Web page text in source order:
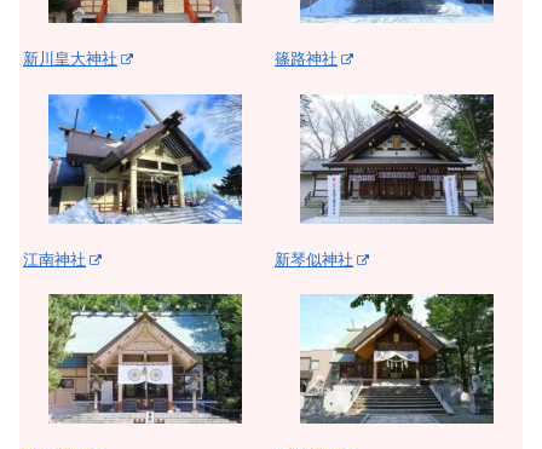
新川皇大神社
江南神社
篠路神社
新琴似神社